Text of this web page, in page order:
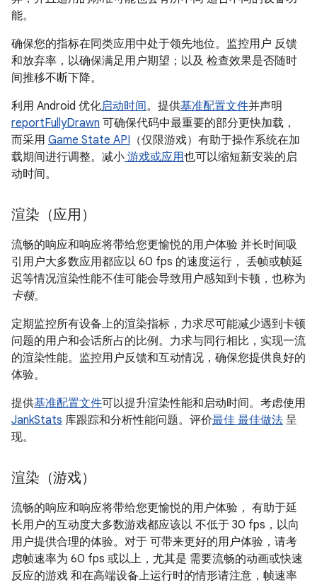
能。
确保您的指标在同类应用中处于领先地位。监控用户 反馈
和放弃率，以确保满足用户期望；以及 检查效果是否随时
间推移不断下降。
利用 Android 优化启动时间。提供基准配置文件并声明
reportFullyDrawn 可确保代码中最重要的部分更快加载，
而采用 Game State API （仅限游戏）有助于操作系统在加
载期间进行调整。减小 游戏或应用也可以缩短新安装的启
动时间。
渲染（应用）
流畅的响应和响应将带给您更愉悦的用户体验 并长时间吸
引用户大多数应用都应以 60 fps 的速度运行， 丢帧或帧延
迟等情况渲染性能不佳可能会导致用户感知到卡顿，也称为
卡顿。
定期监控所有设备上的渲染指标，力求尽可能减少遇到卡顿
问题的用户和会话所占的比例。力求与同行相比，实现一流
的渲染性能。监控用户反馈和互动情况，确保您提供良好的
体验。
提供基准配置文件可以提升渲染性能和启动时间。考虑使用
JankStats 库跟踪和分析性能问题。评价最佳 最佳做法 呈
现。
渲染（游戏）
流畅的响应和响应将带给您更愉悦的用户体验， 有助于延
长用户的互动度大多数游戏都应该以 不低于 30 fps，以向
用户提供合理的体验。对于 可带来更好的用户体验，请考
虑帧速率为 60 fps 或以上，尤其是 需要流畅的动画或快速
反应的游戏 和在高端设备上运行时的情形请注意，帧速率